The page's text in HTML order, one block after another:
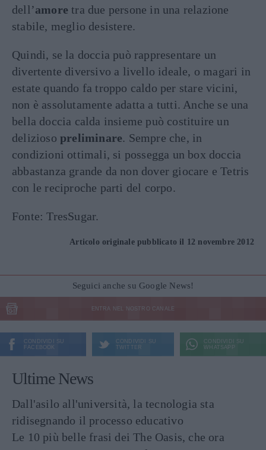
dell’amore tra due persone in una relazione
stabile, meglio desistere.
Quindi, se la doccia può rappresentare un
divertente diversivo a livello ideale, o magari in
estate quando fa troppo caldo per stare vicini,
non è assolutamente adatta a tutti. Anche se una
bella doccia calda insieme può costituire un
delizioso preliminare. Sempre che, in
condizioni ottimali, si possegga un box doccia
abbastanza grande da non dover giocare e Tetris
con le reciproche parti del corpo.
Fonte: TresSugar.
Articolo originale pubblicato il 12 novembre 2012
Seguici anche su Google News!
ENTRA NEL NOSTRO CANALE
CONDIVIDI SU
FACEBOOK
CONDIVIDI SU
TWITTER
CONDIVIDI SU
WHATSAPP
Ultime News
Dall'asilo all'università, la tecnologia sta
ridisegnando il processo educativo
Le 10 più belle frasi dei The Oasis, che ora